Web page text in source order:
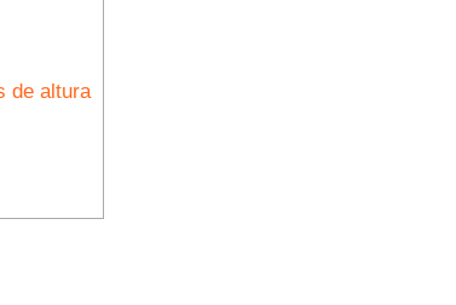
de altura